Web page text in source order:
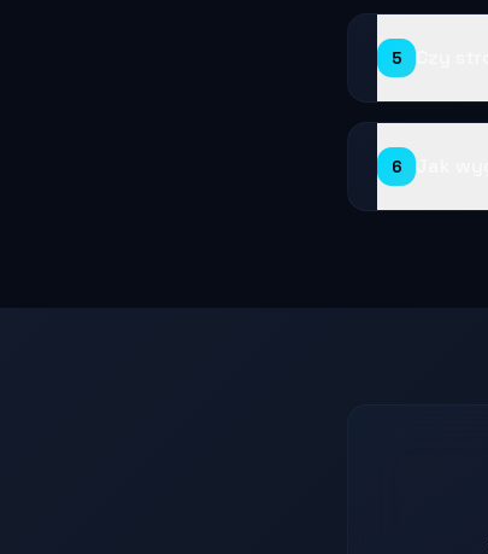
5
6